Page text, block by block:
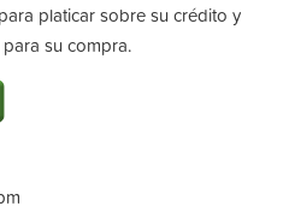
platicar sobre su crédito y
su compra.